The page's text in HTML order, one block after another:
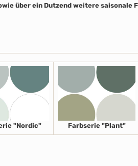
über ein Dutzend weitere saisonale
"Nordic" Farbserie "Plant"